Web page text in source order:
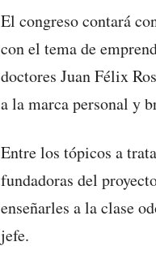
El congreso contará
con el tema de
doctores Juan Félix
a la marca personal y
Entre los tópicos a
fundadoras del
enseñarles a la clase
jefe.